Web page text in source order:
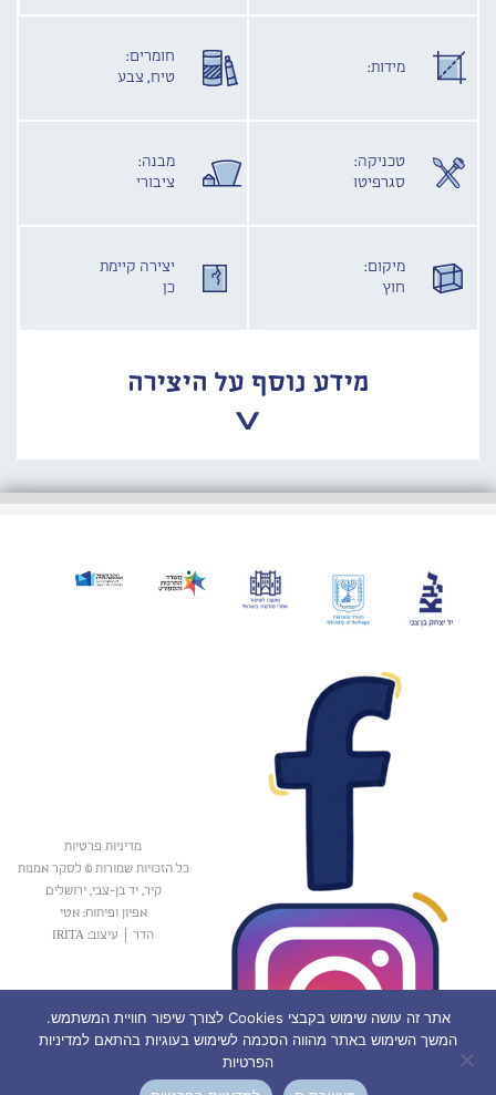
מידות:
חומרים:
טיח, צבע
טכניקה:
סגרפיטו
מבנה:
ציבורי
מיקום:
חוץ
יצירה קיימת
כן
מידע נוסף על היצירה
מדיניות פרטיות
כל הזכויות שמורות © לסקר אמנות
קיר, יד בן-צבי, ירושלים
אפיון ופיתוח: אטי
הדר
עיצוב: IRITA
אתר זה עושה שימוש בקבצי Cookies לצורך שיפור חוויית המשתמש.
המשך השימוש באתר מהווה הסכמה לשימוש בעוגיות בהתאם למדיניות
הפרטיות